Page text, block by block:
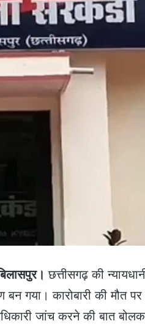
छत्तीसगढ़ की
बन गया। कारोबारी की मौत
जांच करने की बात